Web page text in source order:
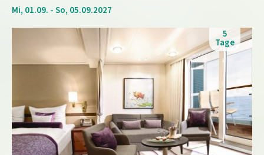
Mi, 01.09. - So, 05.09.2027
5
Tage